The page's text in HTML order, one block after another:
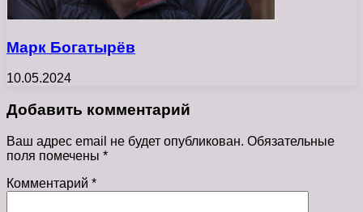
Марк Богатырёв
10.05.2024
Добавить комментарий
Ваш адрес email не будет опубликован. Обязательные
поля помечены *
Комментарий *